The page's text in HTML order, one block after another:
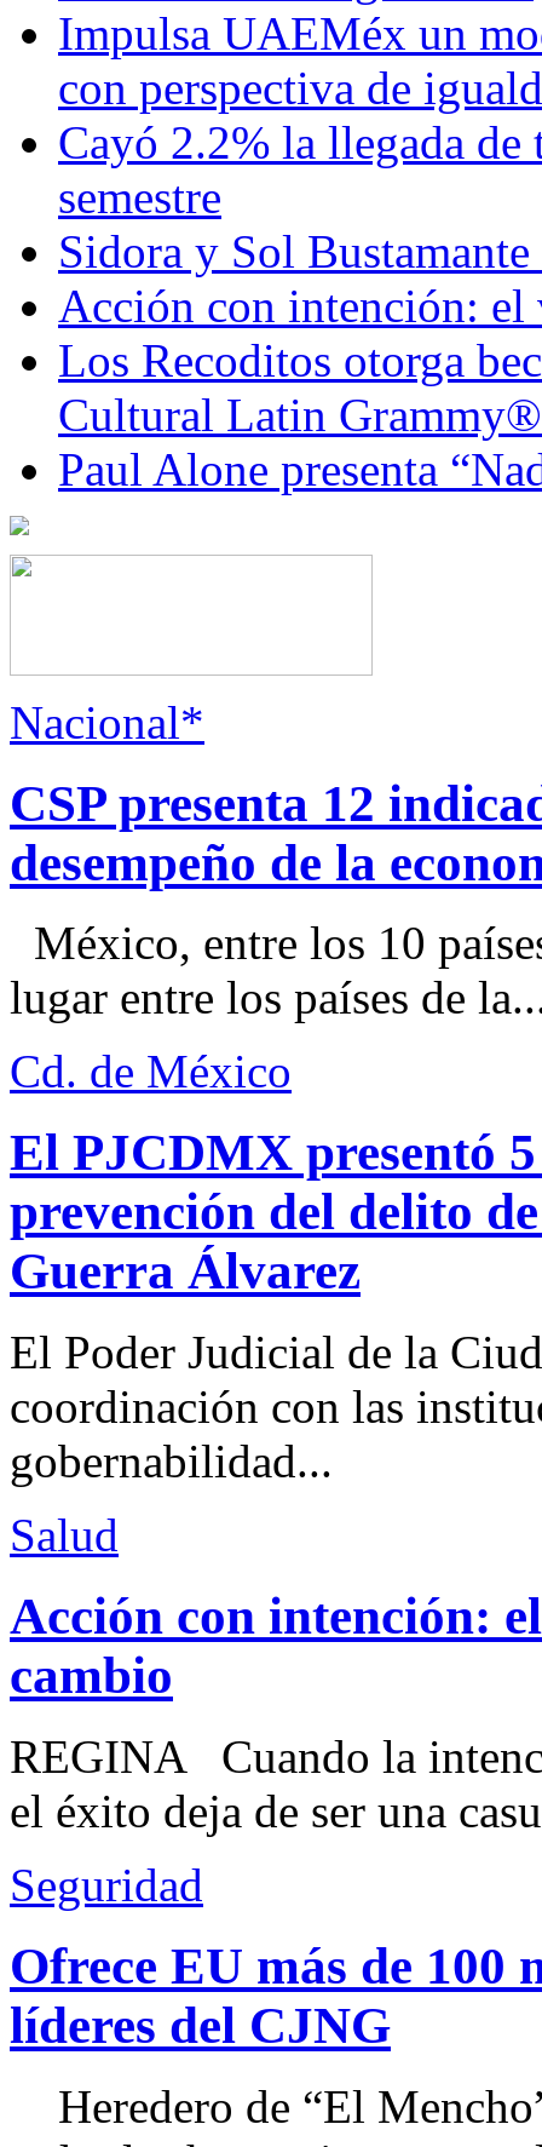
Impulsa UAEMéx un
con perspectiva de
Cayó 2.2% la llegada de
semestre
Sidora y Sol
Acción con intención: el
Los Recoditos otorga
Cultural Latin Grammy®
Paul Alone presenta
Nacional*
CSP presenta 12
desempeño de la
México, entre los 10
lugar entre los países de
Cd. de México
El PJCDMX presentó
prevención del delito
Guerra Álvarez
El Poder Judicial de la
coordinación con las
gobernabilidad...
Salud
Acción con intención:
cambio
REGINA Cuando la
el éxito deja de ser una
Seguridad
Ofrece EU más de 100
líderes del CJNG
Heredero de “El